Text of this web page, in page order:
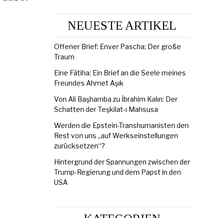
NEUESTE ARTIKEL
Offener Brief: Enver Pascha; Der große
Traum
Eine Fātiha: Ein Brief an die Seele meines
Freundes Ahmet Aşık
Von Ali Başhamba zu İbrahim Kalın: Der
Schatten der Teşkilat-ı Mahsusa
Werden die Epstein-Transhumanisten den
Rest von uns „auf Werkseinstellungen
zurücksetzen“?
Hintergrund der Spannungen zwischen der
Trump-Regierung und dem Papst in den
USA